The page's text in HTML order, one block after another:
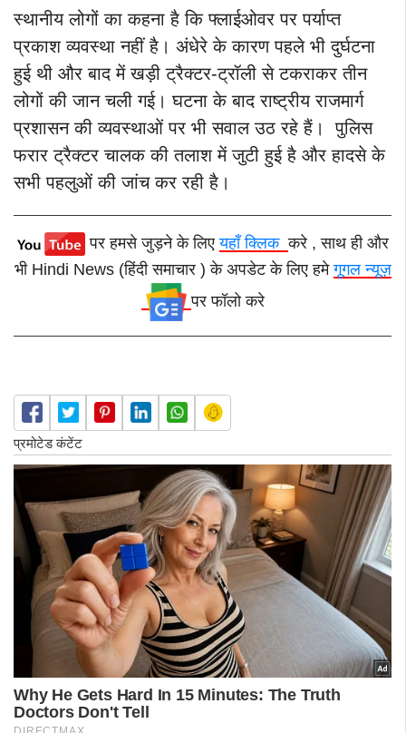
स्थानीय लोगों का कहना है कि फ्लाईओवर पर पर्याप्त
प्रकाश व्यवस्था नहीं है। अंधेरे के कारण पहले भी दुर्घटना
हुई थी और बाद में खड़ी ट्रैक्टर-ट्रॉली से टकराकर तीन
लोगों की जान चली गई। घटना के बाद राष्ट्रीय राजमार्ग
प्रशासन की व्यवस्थाओं पर भी सवाल उठ रहे हैं।
पुलिस
फरार ट्रैक्टर चालक की तलाश में जुटी हुई है और हादसे के
सभी पहलुओं की जांच कर रही है।
पर हमसे जुड़ने के लिएयहाँ क्लिककरे , साथ ही और
भी Hindi News (हिंदी समाचार ) के अपडेट के लिए हमेगूगल न्यूज़
पर फॉलो करे